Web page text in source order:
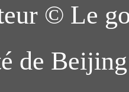
© Le
de